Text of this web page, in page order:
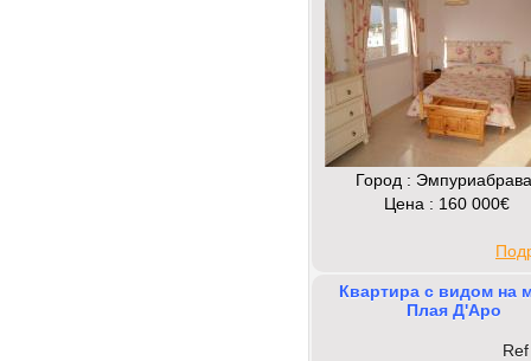
Город : Эмпуриабрава
Цена : 160 000€
Квартира с видом на
Плая Д'Аро